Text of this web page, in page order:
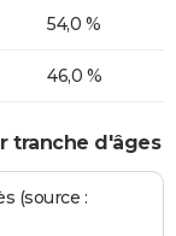
54,0 %
46,0 %
tranche d'âges
(source :